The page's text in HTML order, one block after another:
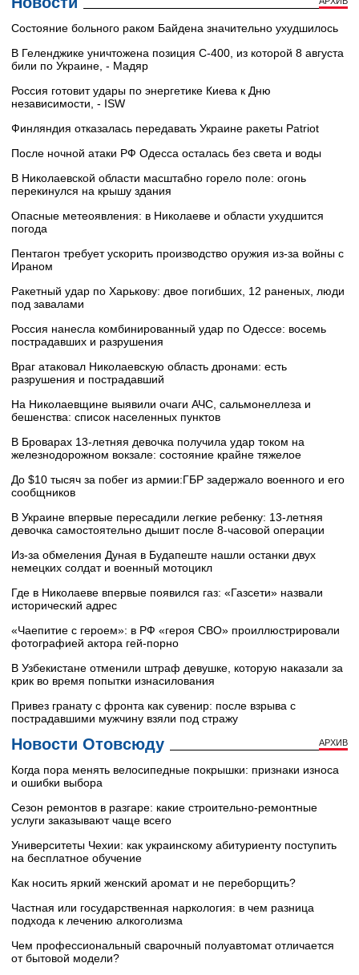
Состояние больного раком Байдена значительно ухудшилось
В Геленджике уничтожена позиция С-400, из которой 8 августа
били по Украине, - Мадяр
Россия готовит удары по энергетике Киева к Дню
независимости, - ISW
Финляндия отказалась передавать Украине ракеты Patriot
После ночной атаки РФ Одесса осталась без света и воды
В Николаевской области масштабно горело поле: огонь
перекинулся на крышу здания
Опасные метеоявления: в Николаеве и области ухудшится
погода
Пентагон требует ускорить производство оружия из-за войны с
Ираном
Ракетный удар по Харькову: двое погибших, 12 раненых, люди
под завалами
Россия нанесла комбинированный удар по Одессе: восемь
пострадавших и разрушения
Враг атаковал Николаевскую область дронами: есть
разрушения и пострадавший
На Николаевщине выявили очаги АЧС, сальмонеллеза и
бешенства: список населенных пунктов
В Броварах 13-летняя девочка получила удар током на
железнодорожном вокзале: состояние крайне тяжелое
До $10 тысяч за побег из армии:ГБР задержало военного и его
сообщников
В Украине впервые пересадили легкие ребенку: 13-летняя
девочка самостоятельно дышит после 8-часовой операции
Из-за обмеления Дуная в Будапеште нашли останки двух
немецких солдат и военный мотоцикл
Где в Николаеве впервые появился газ: «Газсети» назвали
исторический адрес
«Чаепитие с героем»: в РФ «героя СВО» проиллюстрировали
фотографией актора гей-порно
В Узбекистане отменили штраф девушке, которую наказали за
крик во время попытки изнасилования
Привез гранату с фронта как сувенир: после взрыва с
пострадавшими мужчину взяли под стражу
Новости Отовсюду АРХИВ
Когда пора менять велосипедные покрышки: признаки износа
и ошибки выбора
Сезон ремонтов в разгаре: какие строительно-ремонтные
услуги заказывают чаще всего
Университеты Чехии: как украинскому абитуриенту поступить
на бесплатное обучение
Как носить яркий женский аромат и не переборщить?
Частная или государственная наркология: в чем разница
подхода к лечению алкоголизма
Чем профессиональный сварочный полуавтомат отличается
от бытовой модели?